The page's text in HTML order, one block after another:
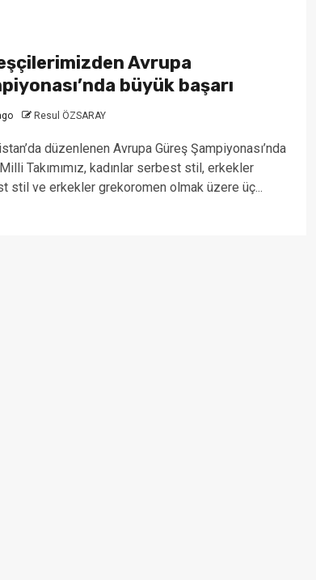
Avrupa
büyük başarı
Resul ÖZSARAY
düzenlenen Avrupa Güreş Şampiyonası’nda
Takımımız, kadınlar serbest stil, erkekler
stil ve erkekler grekoromen olmak üzere üç...